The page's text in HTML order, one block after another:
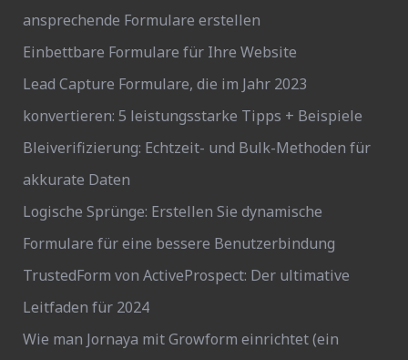
ansprechende Formulare erstellen
Einbettbare Formulare für Ihre Website
Lead Capture Formulare, die im Jahr 2023
konvertieren: 5 leistungsstarke Tipps + Beispiele
Bleiverifizierung: Echtzeit- und Bulk-Methoden für
akkurate Daten
Logische Sprünge: Erstellen Sie dynamische
Formulare für eine bessere Benutzerbindung
TrustedForm von ActiveProspect: Der ultimative
Leitfaden für 2024
Wie man Jornaya mit Growform einrichtet (ein